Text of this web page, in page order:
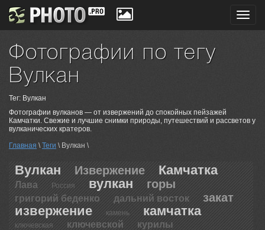
Фотографии по тегу
Вулкан
Тег: Вулкан
Фотографии вулканов — от извержений до спокойных пейзажей
Камчатки. Свежие и лучшие снимки природы, путешествий и рассветов у
вулканических кратеров.
Главная \Теги \ Вулкан \
Вулкан Извержение Камчатка
Лава Россия вулкан горы
григорий беденко дальний восток закат
извержение камень камчатка
ключевская ключевской курилы